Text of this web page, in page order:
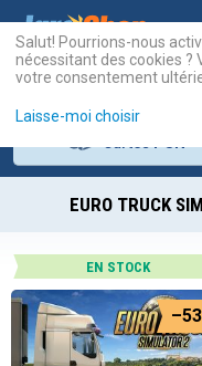
EURO TRUCK
EN STOCK
Salut! Pourrions-nous
nécessitant des cookies ?
votre consentement
Laisse-moi choisir